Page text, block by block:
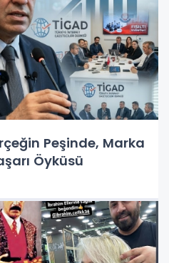
Peşinde, Marka
Öyküsü